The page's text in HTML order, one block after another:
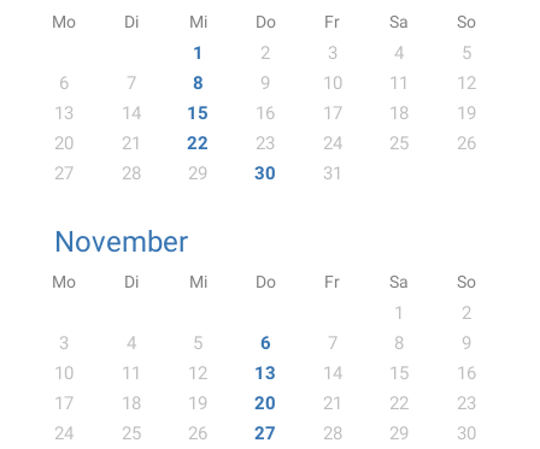
Mo Di Mi Do Fr Sa So
1 2 3 4
5
6
7 8 9 10 11
12
13
14 15 16 17 18
19
20
21 22 23 24 25
26
27
28 29 30 31
November
Mo Di Mi Do Fr Sa So
1
2
3
4 5 6 7 8
9
10
11 12 13 14 15
16
17
18 19 20 21 22
23
24
25 26 27 28 29 30